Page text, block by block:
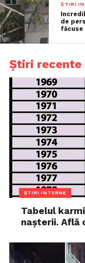
ȘTIRI
de
făcuse
Știri recente
ȘTIRI INTERNE
Tabelul
nașterii. Află